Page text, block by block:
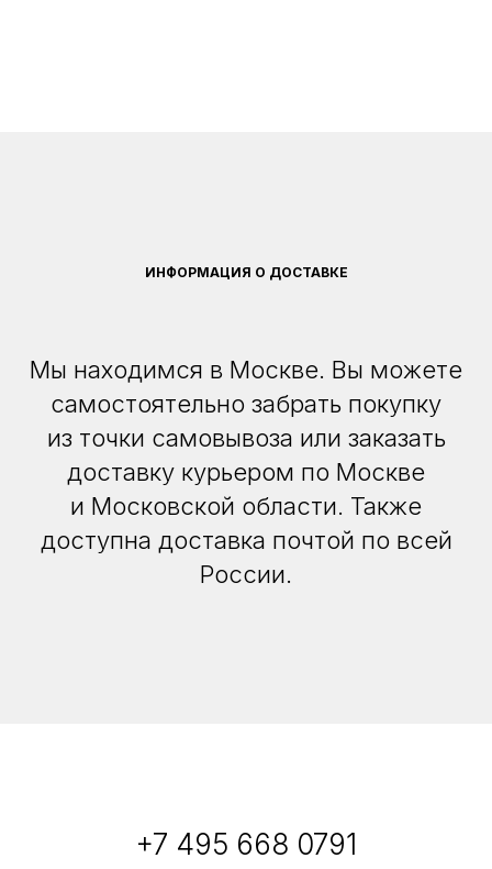
ИНФОРМАЦИЯ О ДОСТАВКЕ
Мы находимся в Москве. Вы можете
самостоятельно забрать покупку
из точки самовывоза или заказать
доставку курьером по Москве
и Московской области. Также
доступна доставка почтой по всей
России.
+7 495 668 0791